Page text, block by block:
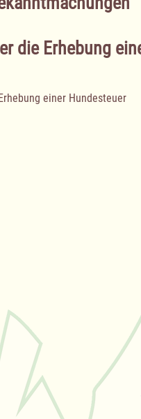
die Erhebung
einer Hundesteuer